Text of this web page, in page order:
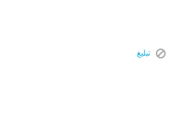
تبليغ